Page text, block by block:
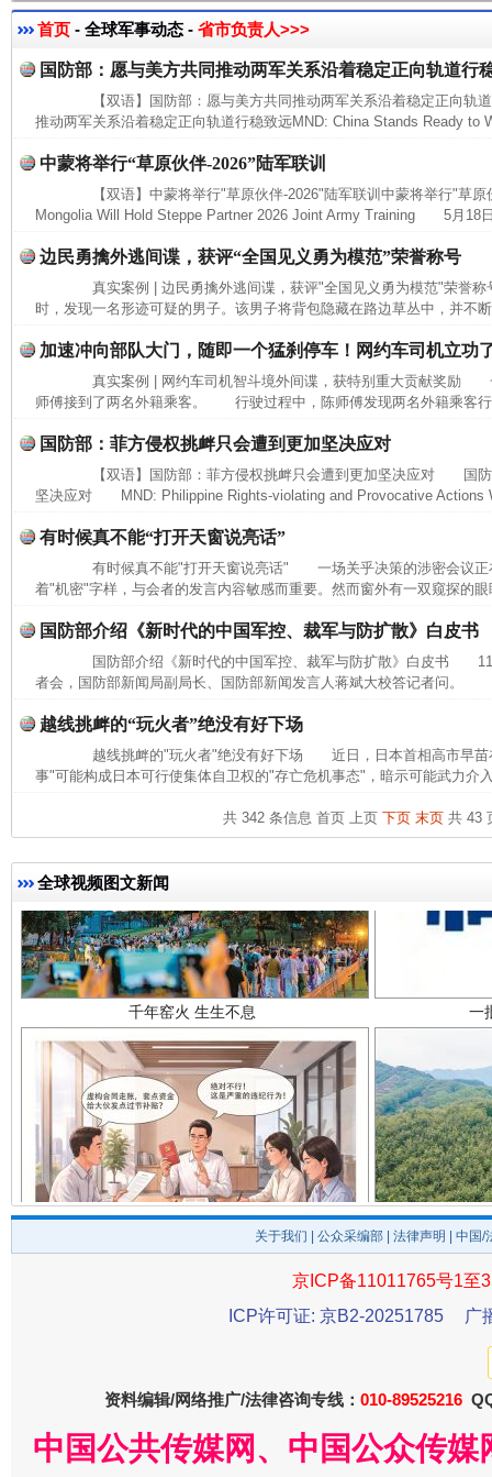
首页 - 全球军事动态 - 省市负责人>>>
国防部：愿与美方共同推动两军关系沿着稳定正向轨道行
【双语】国防部：愿与美方共同推动两军关系沿着稳定正向轨
推动两军关系沿着稳定正向轨道行稳致远MND: China Stands Ready to
中蒙将举行“草原伙伴-2026”陆军联训
【双语】中蒙将举行"草原伙伴-2026"陆军联训中蒙将举行"草原
Mongolia Will Hold Steppe Partner 2026 Joint Army Training 5月18
边民勇擒外逃间谍，获评“全国见义勇为模范”荣誉称号
真实案例 | 边民勇擒外逃间谍，获评"全国见义勇为模范"荣誉
时，发现一名形迹可疑的男子。该男子将背包隐藏在路边草丛中，并不
加速冲向部队大门，随即一个猛刹停车！网约车司机立功
真实案例 | 网约车司机智斗境外间谍，获特别重大贡献奖励
师傅接到了两名外籍乘客。 行驶过程中，陈师傅发现两名外籍乘客
国防部：菲方侵权挑衅只会遭到更加坚决应对
【双语】国防部：菲方侵权挑衅只会遭到更加坚决应对 国防
坚决应对 MND: Philippine Rights-violating and Provocative Actions
有时候真不能“打开天窗说亮话”
有时候真不能"打开天窗说亮话" 一场关乎决策的涉密会议正
着"机密"字样，与会者的发言内容敏感而重要。然而窗外有一双窥探的
国防部介绍《新时代的中国军控、裁军与防扩散》白皮书
国防部介绍《新时代的中国军控、裁军与防扩散》白皮书 11
者会，国防部新闻局副局长、国防部新闻发言人蒋斌大校答记者问。
越线挑衅的“玩火者”绝没有好下场
越线挑衅的"玩火者"绝没有好下场 近日，日本首相高市早苗
事"可能构成日本可行使集体自卫权的"存亡危机事态"，暗示可能武力介
共 342 条信息 首页 上页 下页 末页共 43
全球视频图文新闻
东山县通报“牛蛙产品抗生素超标问题” 法
千年窑火 生生不息 一
揭开“小金库”的免责幌子
关于我们 公众采编部 法律声明 | 中国
京ICP备11011765号1至
ICP许可证: 京B2-20251785
广
资料编辑/网络推广/法律咨询专线： 010-89525216
中国公共传媒网、中国公众传